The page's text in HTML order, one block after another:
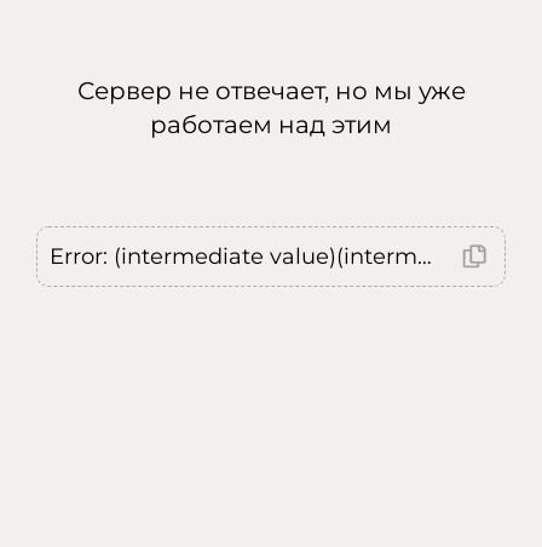
Сервер не отвечает, но мы уже
работаем над этим
Error: (intermediate value)(intermediate value)(intermediate value).replaceAll is not a function